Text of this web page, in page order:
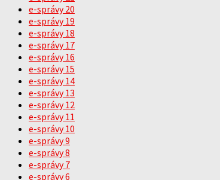
e-správy 20
e-správy 19
e-správy 18
e-správy 17
e-správy 16
e-správy 15
e-správy 14
e-správy 13
e-správy 12
e-správy 11
e-správy 10
e-správy 9
e-správy 8
e-správy 7
e-správy 6